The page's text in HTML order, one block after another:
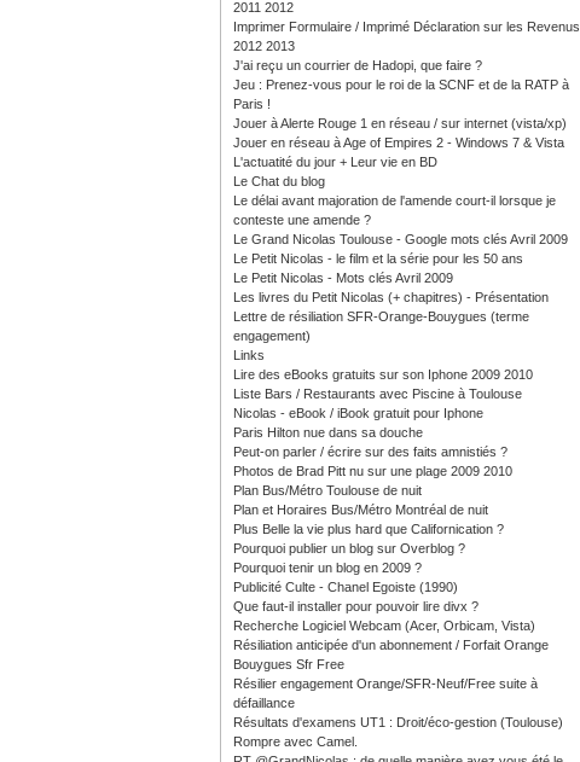
2011 2012
Imprimer Formulaire / Imprimé Déclaration sur les Revenus
2012 2013
J'ai reçu un courrier de Hadopi, que faire ?
Jeu : Prenez-vous pour le roi de la SCNF et de la RATP à
Paris !
Jouer à Alerte Rouge 1 en réseau / sur internet (vista/xp)
Jouer en réseau à Age of Empires 2 - Windows 7 & Vista
L'actuatité du jour + Leur vie en BD
Le Chat du blog
Le délai avant majoration de l'amende court-il lorsque je
conteste une amende ?
Le Grand Nicolas Toulouse - Google mots clés Avril 2009
Le Petit Nicolas - le film et la série pour les 50 ans
Le Petit Nicolas - Mots clés Avril 2009
Les livres du Petit Nicolas (+ chapitres) - Présentation
Lettre de résiliation SFR-Orange-Bouygues (terme
engagement)
Links
Lire des eBooks gratuits sur son Iphone 2009 2010
Liste Bars / Restaurants avec Piscine à Toulouse
Nicolas - eBook / iBook gratuit pour Iphone
Paris Hilton nue dans sa douche
Peut-on parler / écrire sur des faits amnistiés ?
Photos de Brad Pitt nu sur une plage 2009 2010
Plan Bus/Métro Toulouse de nuit
Plan et Horaires Bus/Métro Montréal de nuit
Plus Belle la vie plus hard que Californication ?
Pourquoi publier un blog sur Overblog ?
Pourquoi tenir un blog en 2009 ?
Publicité Culte - Chanel Egoiste (1990)
Que faut-il installer pour pouvoir lire divx ?
Recherche Logiciel Webcam (Acer, Orbicam, Vista)
Résiliation anticipée d'un abonnement / Forfait Orange
Bouygues Sfr Free
Résilier engagement Orange/SFR-Neuf/Free suite à
défaillance
Résultats d'examens UT1 : Droit/éco-gestion (Toulouse)
Rompre avec Camel.